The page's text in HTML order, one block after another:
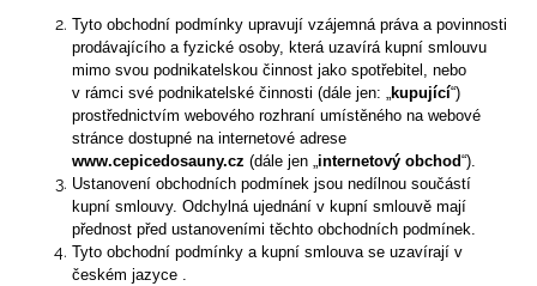
Tyto obchodní podmínky upravují vzájemná práva a povinnosti
prodávajícího a fyzické osoby, která uzavírá kupní smlouvu
mimo svou podnikatelskou činnost jako spotřebitel, nebo
v rámci své podnikatelské činnosti (dále jen: „ kupující“)
prostřednictvím webového rozhraní umístěného na webové
stránce dostupné na internetové adrese
www.cepicedosauny.cz (dále jen „ internetový obchod“).
Ustanovení obchodních podmínek jsou nedílnou součástí
kupní smlouvy. Odchylná ujednání v kupní smlouvě mají
přednost před ustanoveními těchto obchodních podmínek.
Tyto obchodní podmínky a kupní smlouva se uzavírají v
českém jazyce .